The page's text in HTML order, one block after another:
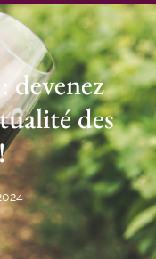
devenez
des